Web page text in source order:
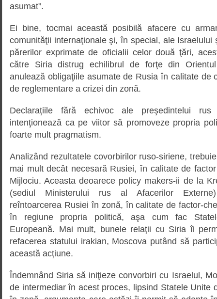
asumat”.
Ei bine, tocmai această posibilă afacere cu
comunităţii internaţionale şi, în special, ale Israelului
părerilor exprimate de oficialii celor două ţări,
către Siria distrug echilibrul de forţe din
anulează obligaţiile asumate de Rusia în calitate de
de reglementare a crizei din zonă.
Declaraţiile fără echivoc ale preşedintelui
intenţionează ca pe viitor să promoveze propria
foarte mult pragmatism.
Analizând rezultatele covorbirilor ruso-siriene,
mai mult decât necesară Rusiei, în calitate de
Mijlociu. Aceasta deoarece policy makers-ii de la
(sediul Ministerului rus al Afacerilor
reîntoarcerea Rusiei în zonă, în calitate de factor-
în regiune propria politică, aşa cum fac
Europeană. Mai mult, bunele relaţii cu Siria îi
refacerea statului irakian, Moscova putând să
această acţiune.
Îndemnând Siria să iniţieze convorbiri cu Israelul,
de intermediar în acest proces, lipsind Statele Unite